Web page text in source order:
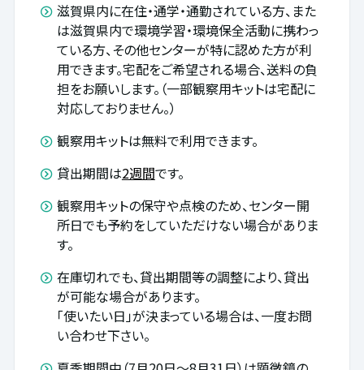
滋賀県内に在住・通学・通勤されている方、また
は滋賀県内で環境学習・環境保全活動に携わっ
ている方、その他センターが特に認めた方が利
用できます。宅配をご希望される場合、送料の負
担をお願いします。（一部観察用キットは宅配に
対応しておりません。）
観察用キットは無料で利用できます。
貸出期間は2週間です。
観察用キットの保守や点検のため、センター開
所日でも予約をしていただけない場合がありま
す。
在庫切れでも、貸出期間等の調整により、貸出
が可能な場合があります。
「使いたい日」が決まっている場合は、一度お問
い合わせ下さい。